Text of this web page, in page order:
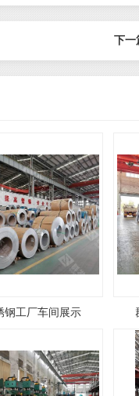
下一
钢工厂车间展示